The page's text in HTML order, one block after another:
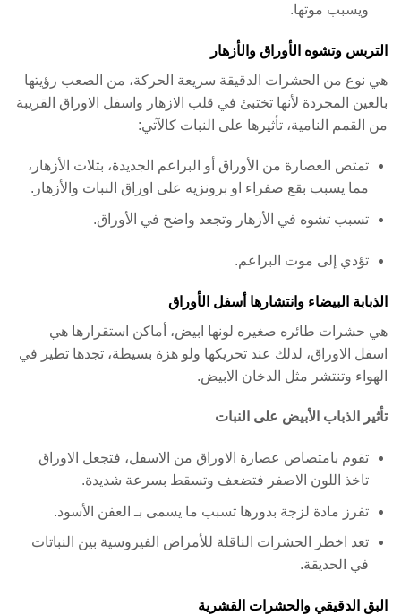
ويسبب موتها.
التربس وتشوه الأوراق والأزهار
هي نوع من الحشرات الدقيقة سريعة الحركة، من الصعب رؤيتها
بالعين المجردة لأنها تختبئ في قلب الازهار واسفل الاوراق القريبة
من القمم النامية، تأثيرها على النبات كالآتي:
تمتص العصارة من الأوراق أو البراعم الجديدة، بتلات الأزهار،
مما يسبب بقع صفراء او برونزيه على اوراق النبات والأزهار.
تسبب تشوه في الأزهار وتجعد واضح في الأوراق.
تؤدي إلى موت البراعم.
الذبابة البيضاء وانتشارها أسفل الأوراق
هي حشرات طائره صغيره لونها ابيض، أماكن استقرارها هي
اسفل الاوراق، لذلك عند تحريكها ولو هزة بسيطة، تجدها تطير في
الهواء وتنتشر مثل الدخان الابيض.
تأثير الذباب الأبيض على النبات
تقوم بامتصاص عصارة الاوراق من الاسفل، فتجعل الاوراق
تاخذ اللون الاصفر فتضعف وتسقط بسرعة شديدة.
تفرز مادة لزجة بدورها تسبب ما يسمى بـ العفن الأسود.
تعد اخطر الحشرات الناقلة للأمراض الفيروسية بين النباتات
في الحديقة.
البق الدقيقي والحشرات القشرية